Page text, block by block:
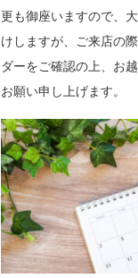
更も御座いますので、
けしますが、ご来店の
ダーをご確認の上、お
お願い申し上げます。